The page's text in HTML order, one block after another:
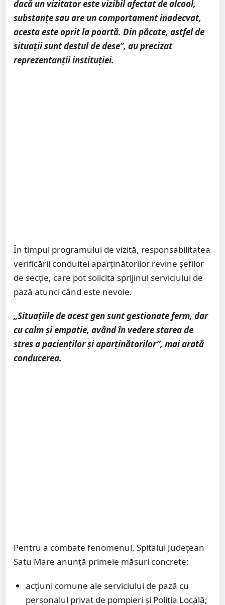
dacă un vizitator este vizibil afectat de alcool,
substanțe sau are un comportament inadecvat,
acesta este oprit la poartă. Din păcate, astfel de
situații sunt destul de dese”, au precizat
reprezentanții instituției.
În timpul programului de vizită, responsabilitatea
verificării conduitei aparținătorilor revine șefilor
de secție, care pot solicita sprijinul serviciului de
pază atunci când este nevoie.
„Situațiile de acest gen sunt gestionate ferm, dar
cu calm și empatie, având în vedere starea de
stres a pacienților și aparținătorilor”, mai arată
conducerea.
Pentru a combate fenomenul, Spitalul Județean
Satu Mare anunță primele măsuri concrete:
acțiuni comune ale serviciului de pază cu
personalul privat de pompieri și Poliția Locală;